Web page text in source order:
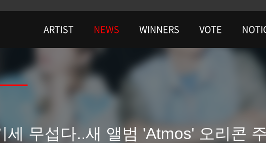
ARTIST NEWS WINNERS VOTE
세 무섭다..새 앨범 'Atmos' 오리콘